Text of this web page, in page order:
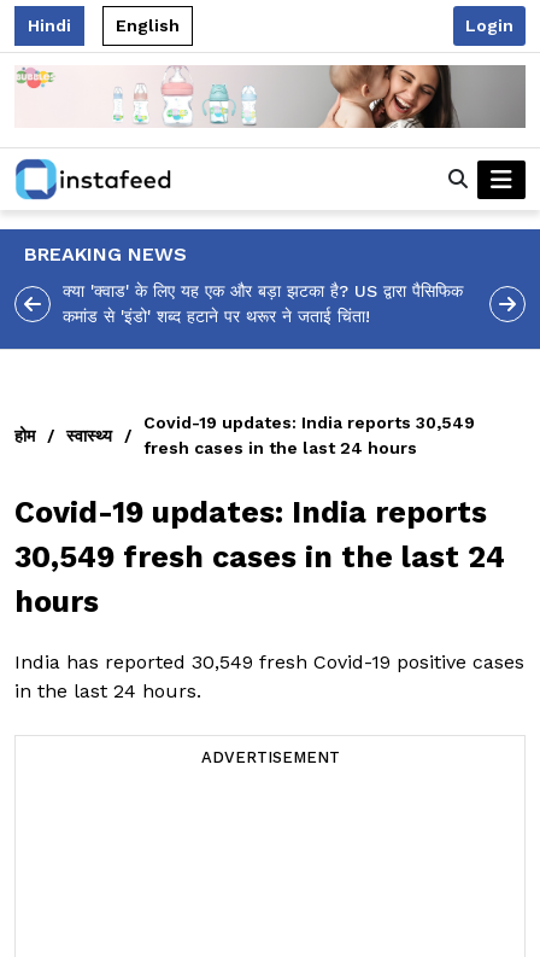
Hindi English Login
BREAKING NEWS
पैसिफिक
आलिया भट्ट का मज़ेदार 'शर्वरी कहाँ है?' पोस्ट, 'अल्फा' टीज़र पर
उठे सवालों का मज़ाकिया जवाब!
होम / स्वास्थ्य /
Covid-19 updates: India reports 30,549
fresh cases in the last 24 hours
Covid-19 updates: India reports
30,549 fresh cases in the last 24
hours
India has reported 30,549 fresh Covid-19 positive cases
in the last 24 hours.
ADVERTISEMENT